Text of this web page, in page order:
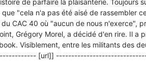
de parfaire la plaisanterie. Toujours
"cela n'a pas été aisé de rassembler
CAC 40 où "aucun de nous n'exerce",
Grégory Morel, a décidé d'en rire. Il a
Visiblement, entre les militants des
[url]]